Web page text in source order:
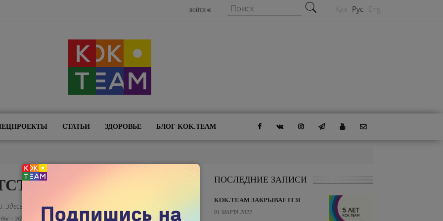
ВОЙТИ
Форма поиска
Поиск Қаз Рус Eng
СТАТЬИ ЗДОРОВЬЕ БЛОГ KOK.TEAM
мы публикуем ваши истории о том, как вас
- это вы. Вспоминать об этом больно, но наше
ПОСЛЕДНИЕ ЗАПИСИ
KOK.TEAM ЗАКРЫВАЕТСЯ
01 МАРТА 2022